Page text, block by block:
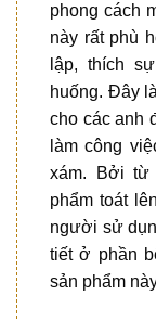
phong cách
này rất phù
lập, thích
huống. Đây
cho các anh
làm công
xám. Bởi từ
phẩm toát
người sử
tiết ở phần
sản phẩm